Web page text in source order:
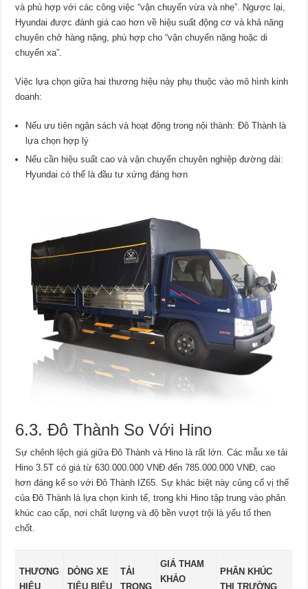
và phù hợp với các công việc “vận chuyển vừa và nhẹ”. Ngược lại,
Hyundai được đánh giá cao hơn về hiệu suất động cơ và khả năng
chuyên chở hàng nặng, phù hợp cho “vận chuyển nặng hoặc di
chuyển xa”.
Việc lựa chọn giữa hai thương hiệu này phụ thuộc vào mô hình kinh
doanh:
Nếu ưu tiên ngân sách và hoạt động trong nội thành: Đô Thành là
lựa chọn hợp lý
Nếu cần hiệu suất cao và vận chuyển chuyên nghiệp đường dài:
Hyundai có thể là đầu tư xứng đáng hơn
6.3. Đô Thành So Với Hino
Sự chênh lệch giá giữa Đô Thành và Hino là rất lớn. Các mẫu xe tải
Hino 3.5T có giá từ 630.000.000 VNĐ đến 785.000.000 VNĐ, cao
hơn đáng kể so với Đô Thành IZ65. Sự khác biệt này củng cố vị thế
của Đô Thành là lựa chọn kinh tế, trong khi Hino tập trung vào phân
khúc cao cấp, nơi chất lượng và độ bền vượt trội là yếu tố then
chốt.
THƯƠNG
HIỆU
DÒNG XE
TIÊU BIỂU
TẢI
TRỌNG
GIÁ THAM
KHẢO
PHÂN KHÚC
THỊ TRƯỜNG